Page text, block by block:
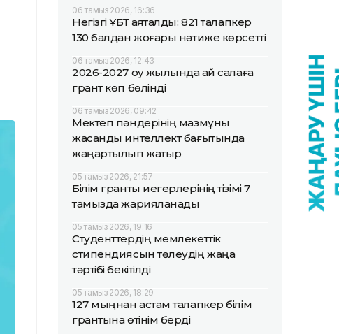
06 тамыз 2026, 16:36
Негізгі ҰБТ аяқталды: 821 талапкер
130 балдан жоғары нәтиже көрсетті
06 тамыз 2026, 12:43
2026-2027 оқу жылында қай салаға
грант көп бөлінді
06 тамыз 2026, 09:42
Мектеп пәндерінің мазмұны
жасанды интеллект бағытында
жаңартылып жатыр
05 тамыз 2026, 21:57
Білім гранты иегерлерінің тізімі 7
тамызда жарияланады
05 тамыз 2026, 19:16
Студенттердің мемлекеттік
стипендиясын төлеудің жаңа
тәртібі бекітілді
05 тамыз 2026, 18:29
127 мыңнан астам талапкер білім
грантына өтінім берді